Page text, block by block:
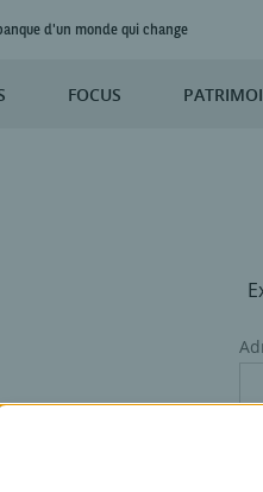
d'un monde qui change
FOCUS